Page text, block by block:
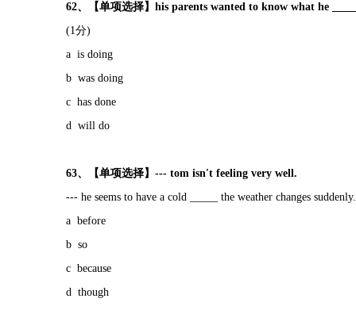
62、【单项选择】his parents wanted to know what he
(1分)
a is doing
b was doing
c has done
d will do
63、【单项选择】--- tom isn't feeling very well.
--- he seems to have a cold _____ the weather changes
a before
b so
c because
d though